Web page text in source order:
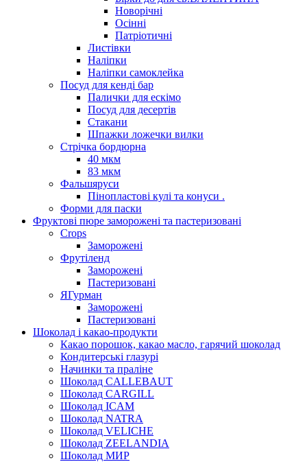
Новорічні
Осінні
Патріотичні
Листівки
Наліпки
Наліпки самоклейка
Посуд для кенді бар
Палички для ескімо
Посуд для десертів
Стакани
Шпажки ложечки вилки
Стрічка бордюрна
40 мкм
83 мкм
Фальшяруси
Пінопластові кулі та конуси .
Форми для паски
Фруктові пюре заморожені та пастеризовані
Crops
Заморожені
Фрутіленд
Заморожені
Пастеризовані
ЯГурман
Заморожені
Пастеризовані
Шоколад і какао-продукти
Какао порошок, какао масло, гарячий шоколад
Кондитерські глазурі
Начинки та праліне
Шоколад CALLEBAUT
Шоколад CARGILL
Шоколад ICAM
Шоколад NATRA
Шоколад VELICHE
Шоколад ZEELANDIA
Шоколад МИР